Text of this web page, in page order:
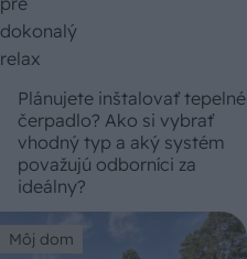
Plánujete inštalovať tepelné
čerpadlo? Ako si vybrať
vhodný typ a aký systém
považujú odborníci za
ideálny?
Môj dom